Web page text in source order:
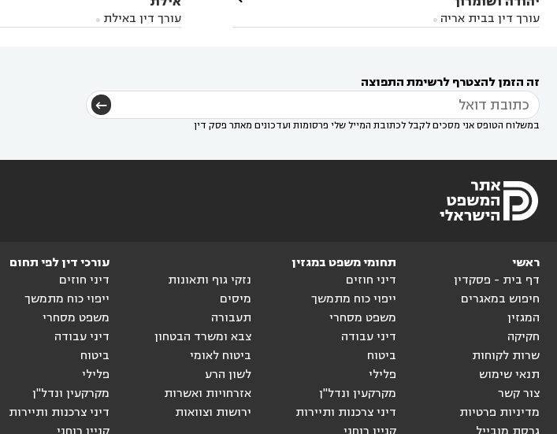
אונו
עורך דין בבת ים
דין בשוהם 
בבאר יעקב
עורך דין בגדרה
עורך דין בבית אריה 
ביאליק
עורך דין במגדל העמקעורך דין בגבעת זאב
בקרני שומרון  עורך דין בשורש 
עורך דין באילת 
זה הזמן להצטרף לרשימת התפוצה
במשלוח הטופס אני מסכים לקבל לכתובת המייל שלי פרסומות ועדכונים מאתר פסק דין
ראשי
דף בית - פסקדין
חיפוש במאגרים
המגזין
חקיקה
שרות לקוחות
תנאי שימוש
צור קשר
מדיניות פרטיות
תחומי משפט במגזין
דיני חוזים
ייפוי כוח מתמשך
משפט מסחרי
דיני עבודה
ביטוח
פלילי
מקרקעין ונדל"ן
דיני צרכנות ותיירות
נזקי גוף ותאונות
מיסים
תעבורה
צבא ומשרד הבטחון
ביטוח לאומי
לשון הרע
אזרחויות ואשרות
ירושות וצוואות
עורכי דין לפי תחום
דיני חוזים
ייפוי כוח מתמשך
משפט מסחרי
דיני עבודה
ביטוח
פלילי
מקרקעין ונדל"ן
דיני צרכנות ותיירות